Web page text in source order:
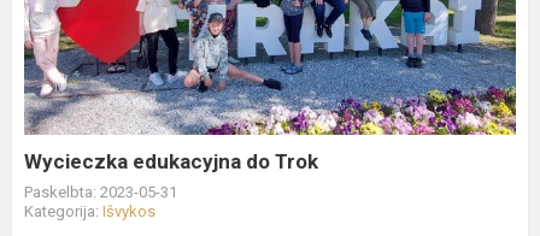
do
Trok
Wycieczka edukacyjna do Trok
Paskelbta: 2023-05-31
Kategorija: Išvykos